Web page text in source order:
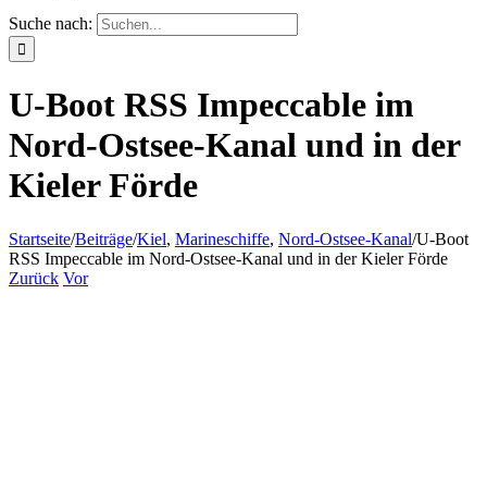
Suche nach:
U-Boot RSS Impeccable im
Nord-Ostsee-Kanal und in der
Kieler Förde
Startseite/Beiträge/Kiel, Marineschiffe, Nord-Ostsee-Kanal/U-Boot
RSS Impeccable im Nord-Ostsee-Kanal und in der Kieler Förde
Zurück Vor